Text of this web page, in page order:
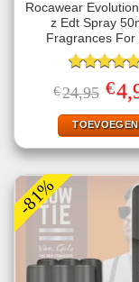
Rocawear
z Edt Spray
Fragrances For
5.00uit 5
€24,95 prijs
was:
€
TOEVOEGEN
-81%